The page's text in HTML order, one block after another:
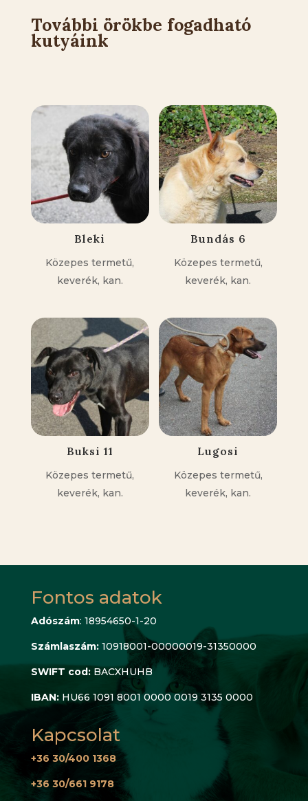
További örökbe fogadható
kutyáink
Bleki
Közepes termetű,
keverék, kan.
Bundás 6
Közepes termetű,
keverék, kan.
Buksi 11
Közepes termetű,
keverék, kan.
Lugosi
Közepes termetű,
keverék, kan.
Fontos adatok
Adószám: 18954650-1-20
Számlaszám: 10918001-00000019-31350000
SWIFT cod: BACXHUHB
IBAN: HU66 1091 8001 0000 0019 3135 0000
Kapcsolat
+36 30/400 1368
+36 30/661 9178